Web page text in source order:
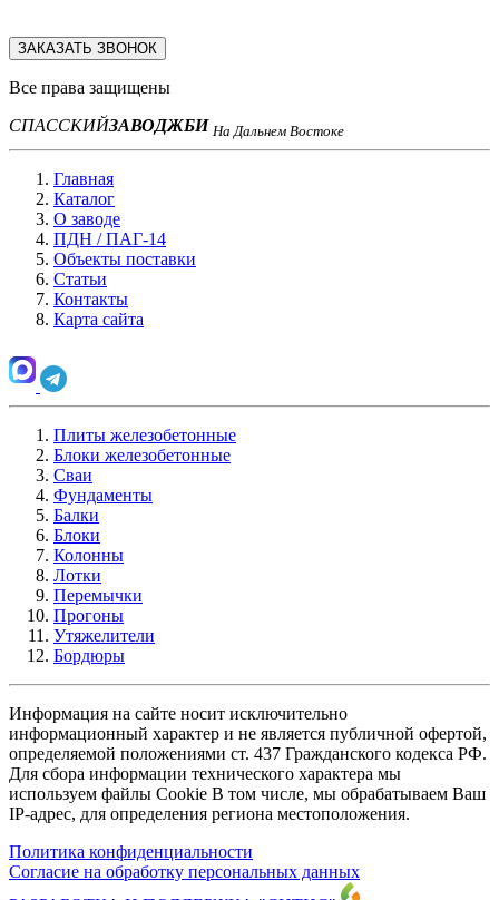
ЗАКАЗАТЬ ЗВОНОК
Все права защищены
СПАССКИЙЗАВОДЖБИ На Дальнем Востоке
Главная
Каталог
О заводе
ПДН / ПАГ-14
Объекты поставки
Статьи
Контакты
Карта сайта
Плиты железобетонные
Блоки железобетонные
Сваи
Фундаменты
Балки
Блоки
Колонны
Лотки
Перемычки
Прогоны
Утяжелители
Бордюры
Информация на сайте носит исключительно
информационный характер и не является публичной офертой,
определяемой положениями ст. 437 Гражданского кодекса РФ.
Для сбора информации технического характера мы
используем файлы Cookie В том числе, мы обрабатываем Ваш
IP-адрес, для определения региона местоположения.
Политика конфиденциальности
Согласие на обработку персональных данных